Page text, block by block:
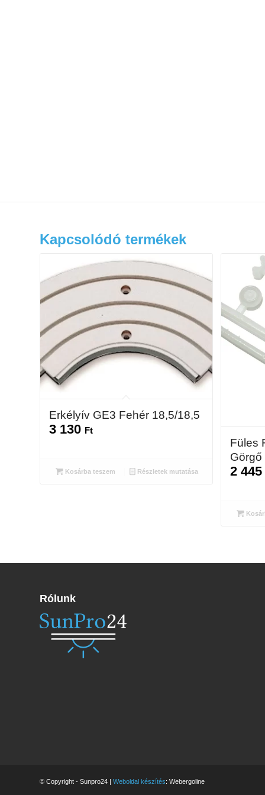
Kapcsolódó termékek
Erkélyív GE3 Fehér 18,5/18,5
3 130 Ft
Kosárba teszem Részletek mutatása
Füles
Görgő
2 445
Rólunk
© Copyright - Sunpro24 | Weboldal készítés: Webergoline